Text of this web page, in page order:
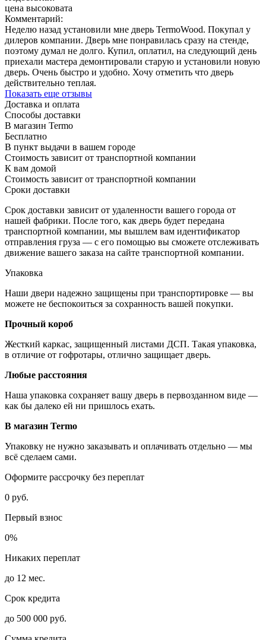
цена высоковата
Комментарий:
Неделю назад установили мне дверь TermoWood. Покупал у
дилеров компании. Дверь мне понравилась сразу на стенде,
поэтому думал не долго. Купил, оплатил, на следующий день
приехали мастера демонтировали старую и установили новую
дверь. Очень быстро и удобно. Хочу отметить что дверь
действительно теплая.
Показать еще отзывы
Доставка и оплата
Способы доставки
В магазин Termo
Бесплатно
В пункт выдачи в вашем городе
Стоимость зависит от транспортной компании
К вам домой
Стоимость зависит от транспортной компании
Сроки доставки
Срок доставки зависит от удаленности вашего города от
нашей фабрики. После того, как дверь будет передана
транспортной компании, мы вышлем вам идентификатор
отправления груза — с его помощью вы сможете отслеживать
движение вашего заказа на сайте транспортной компании.
Упаковка
Наши двери надежно защищены при транспортировке — вы
можете не беспокоиться за сохранность вашей покупки.
Прочный короб
Жесткий каркас, защищенный листами ДСП. Такая упаковка,
в отличие от гофротары, отлично защищает дверь.
Любые расстояния
Наша упаковка сохраняет вашу дверь в первозданном виде —
как бы далеко ей ни пришлось ехать.
В магазин Termo
Упаковку не нужно заказывать и оплачивать отдельно — мы
всё сделаем сами.
Оформите рассрочку без переплат
0 руб.
Первый взнос
0%
Никаких переплат
до 12 мес.
Срок кредита
до 500 000 руб.